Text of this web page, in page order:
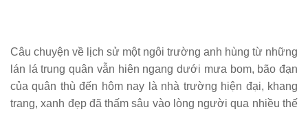
Câu chuyện về lịch sử một ngôi trường anh hùng từ những
lán lá trung quân vẫn hiên ngang dưới mưa bom, bão đạn
của quân thù đến hôm nay là nhà trường hiện đại, khang
trang, xanh đẹp đã thấm sâu vào lòng người qua nhiều thế